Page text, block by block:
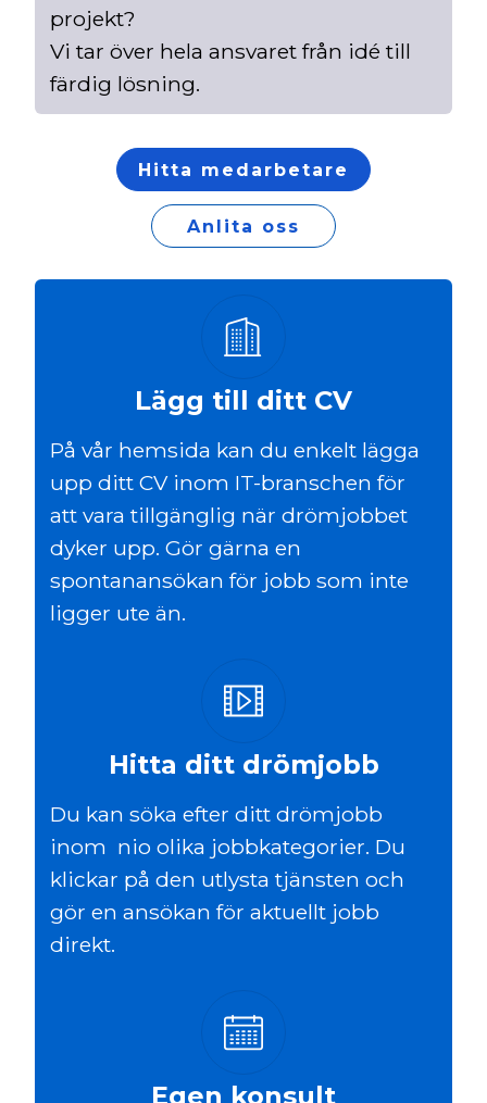
projekt?
Vi tar över hela ansvaret från idé till
färdig lösning.
Hitta medarbetare
Anlita oss
Lägg till ditt CV
På vår hemsida kan du enkelt lägga
upp ditt CV inom IT-branschen för
att vara tillgänglig när drömjobbet
dyker upp. Gör gärna en
spontanansökan för jobb som inte
ligger ute än.
Hitta ditt drömjobb
Du kan söka efter ditt drömjobb
inom nio olika jobbkategorier. Du
klickar på den utlysta tjänsten och
gör en ansökan för aktuellt jobb
direkt.
Egen konsult